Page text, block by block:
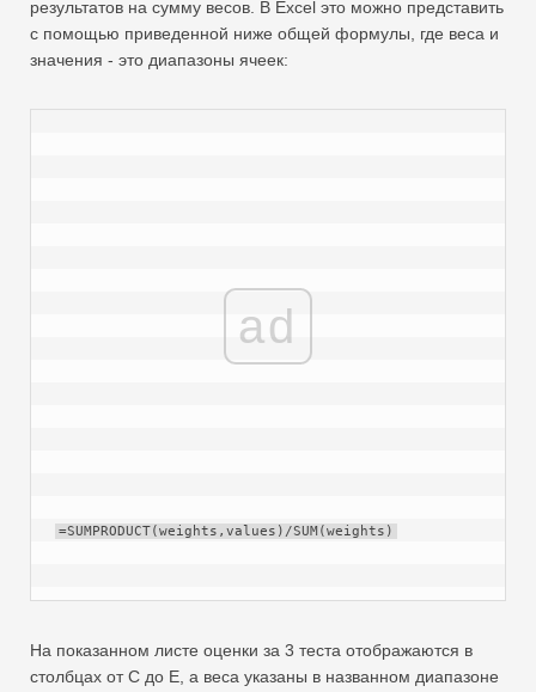
результатов на сумму весов. В Excel это можно представить
с помощью приведенной ниже общей формулы, где веса и
значения - это диапазоны ячеек:
ad
=SUMPRODUCT(weights,values)/SUM(weights)
На показанном листе оценки за 3 теста отображаются в
столбцах от C до E, а веса указаны в названном диапазоне